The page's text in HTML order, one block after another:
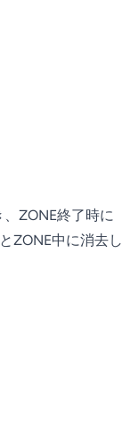
ZONE終了時に
ZONE中に消去し